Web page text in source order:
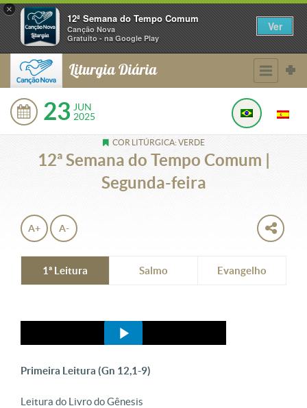
×
12ª Semana do Tempo Comum
Canção Nova
Gratuito - na Google Play
Ver
Liturgia Diária
23 JUN
2025
COR LITÚRGICA: VERDE
12ª Semana do Tempo Comum |
Segunda-feira
A+ A-
1ª Leitura Salmo Evangelho
Primeira Leitura (Gn 12,1-9)
Leitura do Livro do Gênesis